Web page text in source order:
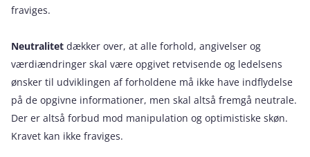
fraviges.
Neutralitet dækker over, at alle forhold, angivelser og
værdiændringer skal være opgivet retvisende og ledelsens
ønsker til udviklingen af forholdene må ikke have indflydelse
på de opgivne informationer, men skal altså fremgå neutrale.
Der er altså forbud mod manipulation og optimistiske skøn.
Kravet kan ikke fraviges.